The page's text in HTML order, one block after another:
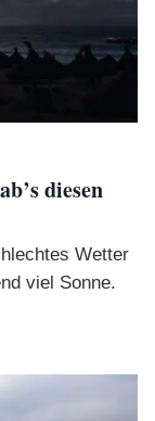
diesen
Wetter
viel Sonne.